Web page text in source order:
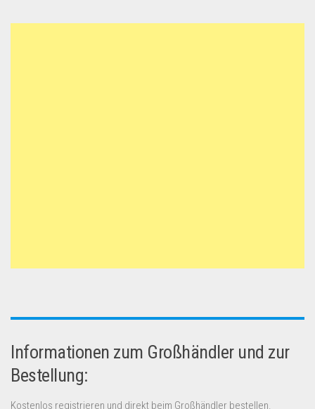
Informationen zum Großhändler und zur
Bestellung:
Kostenlos registrieren und direkt beim Großhändler bestellen.